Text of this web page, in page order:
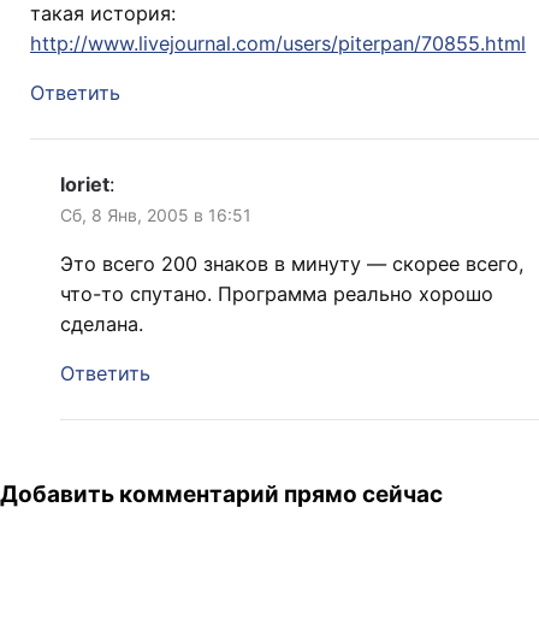
такая история:
http://www.livejournal.com/users/piterpan/70855.html
Ответить
loriet:
Сб, 8 Янв, 2005 в 16:51
Это всего 200 знаков в минуту — скорее всего,
что-то спутано. Программа реально хорошо
сделана.
Ответить
Добавить комментарий прямо сейчас